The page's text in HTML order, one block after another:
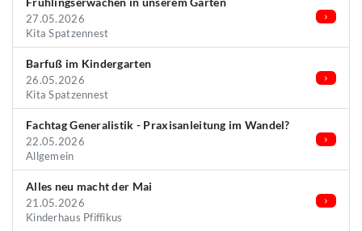
27.05.2026
Kita Spatzennest
Barfuß im Kindergarten
26.05.2026
Kita Spatzennest
Fachtag Generalistik - Praxisanleitung im Wandel?
22.05.2026
Allgemein
Alles neu macht der Mai
21.05.2026
Kinderhaus Pfiffikus